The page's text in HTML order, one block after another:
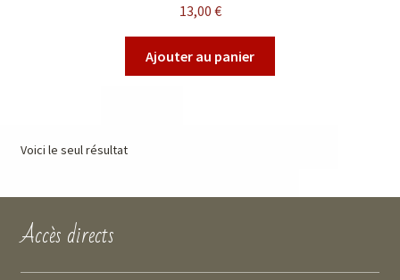
13,00 €
Ajouter au panier
Voici le seul résultat
Accès directs